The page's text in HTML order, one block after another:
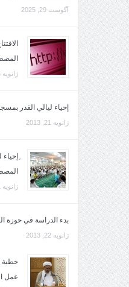
آگوست 29, 2025
ژانویه 16, 2013
إحياء ليالي القدر
ژانویه 21, 2013
ژانویه 21, 2013
بدء الدراسة في حوزة
ژانویه 22, 2013